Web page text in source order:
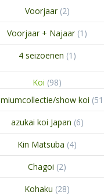
Voorjaar 22
producten
Voorjaar + Najaar 1 1
4 seizoenen 1 1
Koi 9898
producten
show koi 51
azukai koi Japan 66
Kin Matsuba 44
Chagoi 22
producten
Kohaku 2828